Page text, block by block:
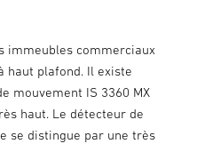
immeubles commerciaux
haut plafond. Il existe
mouvement IS 3360 MX
haut. Le détecteur de
se distingue par une très